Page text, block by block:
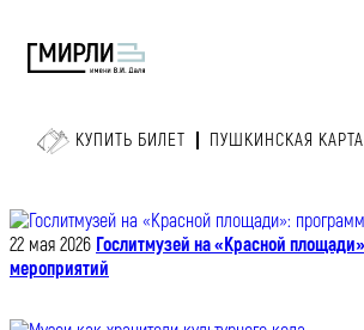
КУПИТЬ БИЛЕТ ПУШКИНСКАЯ КАРТА
22 мая 2026 Гослитмузей на «Красной
мероприятий